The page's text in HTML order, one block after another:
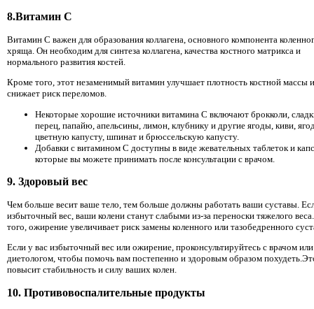
8.Витамин C
Витамин C важен для образования коллагена, основного компонента
хряща. Он необходим для синтеза коллагена, качества костного матрикса и
нормального развития костей.
Кроме того, этот незаменимый витамин улучшает плотность костной массы и
снижает риск переломов.
Некоторые хорошие источники витамина С включают брокколи,
перец, папайю, апельсины, лимон, клубнику и другие ягоды, киви,
цветную капусту, шпинат и брюссельскую капусту.
Добавки с витамином C доступны в виде жевательных таблеток и
которые вы можете принимать после консультации с врачом.
9. Здоровый вес
Чем больше весит ваше тело, тем больше должны работать ваши суставы.
избыточный вес, ваши колени станут слабыми из-за переноски тяжелого
того, ожирение увеличивает риск замены коленного или тазобедренного
Если у вас избыточный вес или ожирение, проконсультируйтесь с врачом или
диетологом, чтобы помочь вам постепенно и здоровым образом
повысит стабильность и силу ваших колен.
10. Противовоспалительные продукты